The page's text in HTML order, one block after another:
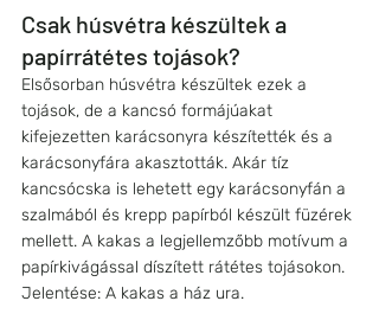
Csak húsvétra készültek a
papírrátétes tojások?
Elsősorban húsvétra készültek ezek a
tojások, de a kancsó formájúakat
kifejezetten karácsonyra készítették és a
karácsonyfára akasztották. Akár tíz
kancsócska is lehetett egy karácsonyfán a
szalmából és krepp papírból készült füzérek
mellett. A kakas a legjellemzőbb motívum a
papírkivágással díszített rátétes tojásokon.
Jelentése: A kakas a ház ura.